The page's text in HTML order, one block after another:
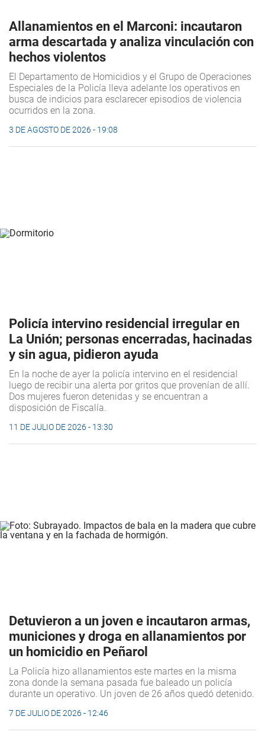
Allanamientos en el Marconi: incautaron
arma descartada y analiza vinculación con
hechos violentos
El Departamento de Homicidios y el Grupo de Operaciones
Especiales de la Policía lleva adelante los operativos en
busca de indicios para esclarecer episodios de violencia
ocurridos en la zona.
3 DE AGOSTO DE 2026 - 19:08
Policía intervino residencial irregular en
La Unión; personas encerradas, hacinadas
y sin agua, pidieron ayuda
En la noche de ayer la policía intervino en el residencial
luego de recibir una alerta por gritos que provenían de allí.
Dos mujeres fueron detenidas y se encuentran a
disposición de Fiscalía.
11 DE JULIO DE 2026 - 13:30
Detuvieron a un joven e incautaron armas,
municiones y droga en allanamientos por
un homicidio en Peñarol
La Policía hizo allanamientos este martes en la misma
zona donde la semana pasada fue baleado un policía
durante un operativo. Un joven de 26 años quedó detenido.
7 DE JULIO DE 2026 - 12:46